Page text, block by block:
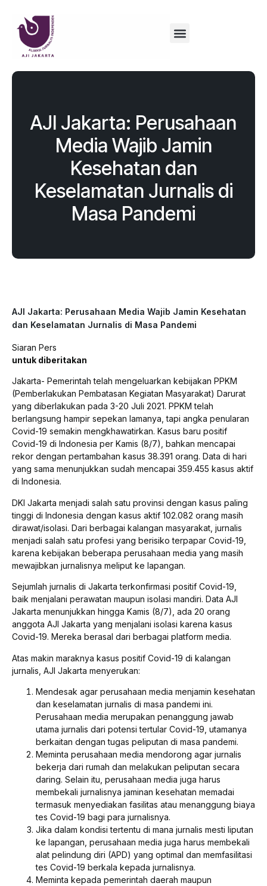
AJI Jakarta: Perusahaan
Media Wajib Jamin
Kesehatan dan
Keselamatan Jurnalis di
Masa Pandemi
AJI Jakarta: Perusahaan Media Wajib Jamin Kesehatan
dan Keselamatan Jurnalis di Masa Pandemi
Siaran Pers
untuk diberitakan
Jakarta- Pemerintah telah mengeluarkan kebijakan PPKM
(Pemberlakukan Pembatasan Kegiatan Masyarakat) Darurat
yang diberlakukan pada 3-20 Juli 2021. PPKM telah
berlangsung hampir sepekan lamanya, tapi angka penularan
Covid-19 semakin mengkhawatirkan. Kasus baru positif
Covid-19 di Indonesia per Kamis (8/7), bahkan mencapai
rekor dengan pertambahan kasus 38.391 orang. Data di hari
yang sama menunjukkan sudah mencapai 359.455 kasus aktif
di Indonesia.
DKI Jakarta menjadi salah satu provinsi dengan kasus paling
tinggi di Indonesia dengan kasus aktif 102.082 orang masih
dirawat/isolasi. Dari berbagai kalangan masyarakat, jurnalis
menjadi salah satu profesi yang berisiko terpapar Covid-19,
karena kebijakan beberapa perusahaan media yang masih
mewajibkan jurnalisnya meliput ke lapangan.
Sejumlah jurnalis di Jakarta terkonfirmasi positif Covid-19,
baik menjalani perawatan maupun isolasi mandiri. Data AJI
Jakarta menunjukkan hingga Kamis (8/7), ada 20 orang
anggota AJI Jakarta yang menjalani isolasi karena kasus
Covid-19. Mereka berasal dari berbagai platform media.
Atas makin maraknya kasus positif Covid-19 di kalangan
jurnalis, AJI Jakarta menyerukan:
Mendesak agar perusahaan media menjamin kesehatan
dan keselamatan jurnalis di masa pandemi ini.
Perusahaan media merupakan penanggung jawab
utama jurnalis dari potensi tertular Covid-19, utamanya
berkaitan dengan tugas peliputan di masa pandemi.
Meminta perusahaan media mendorong agar jurnalis
bekerja dari rumah dan melakukan peliputan secara
daring. Selain itu, perusahaan media juga harus
membekali jurnalisnya jaminan kesehatan memadai
termasuk menyediakan fasilitas atau menanggung biaya
tes Covid-19 bagi para jurnalisnya.
Jika dalam kondisi tertentu di mana jurnalis mesti liputan
ke lapangan, perusahaan media juga harus membekali
alat pelindung diri (APD) yang optimal dan memfasilitasi
tes Covid-19 berkala kepada jurnalisnya.
Meminta kepada pemerintah daerah maupun